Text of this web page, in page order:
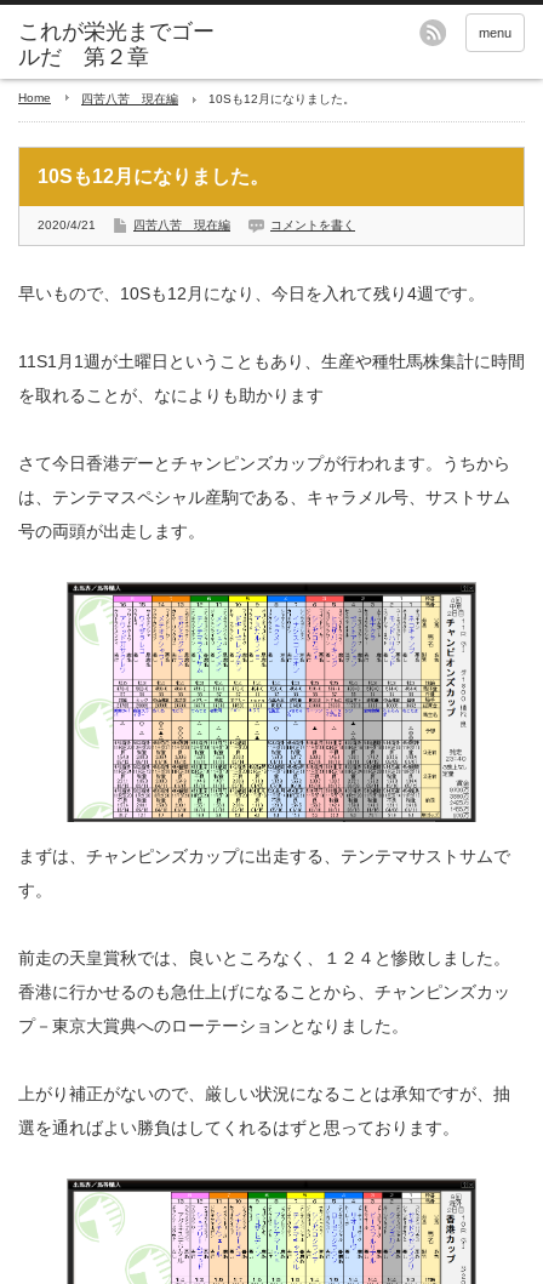
これが栄光までゴー
ルだ 第２章
menu
Home 四苦八苦 現在編 10Sも12月になりました。
10Sも12月になりました。
2020/4/21 四苦八苦 現在編 コメントを書く
早いもので、10Sも12月になり、今日を入れて残り4週です。
11S1月1週が土曜日ということもあり、生産や種牡馬株集計に時間
を取れることが、なによりも助かります
さて今日香港デーとチャンピンズカップが行われます。うちから
は、テンテマスペシャル産駒である、キャラメル号、サストサム
号の両頭が出走します。
まずは、チャンピンズカップに出走する、テンテマサストサムで
す。
前走の天皇賞秋では、良いところなく、１２４と惨敗しました。
香港に行かせるのも急仕上げになることから、チャンピンズカッ
プ－東京大賞典へのローテーションとなりました。
上がり補正がないので、厳しい状況になることは承知ですが、抽
選を通ればよい勝負はしてくれるはずと思っております。